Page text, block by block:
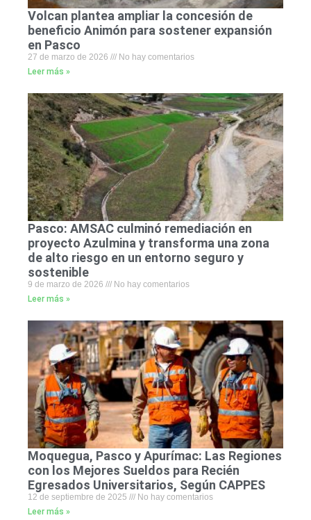
Volcan plantea ampliar la concesión de
beneficio Animón para sostener expansión
en Pasco
27 de marzo de 2026
No hay comentarios
Leer más »
Pasco: AMSAC culminó remediación en
proyecto Azulmina y transforma una zona
de alto riesgo en un entorno seguro y
sostenible
9 de marzo de 2026
No hay comentarios
Leer más »
Moquegua, Pasco y Apurímac: Las Regiones
con los Mejores Sueldos para Recién
Egresados Universitarios, Según CAPPES
12 de septiembre de 2025
No hay comentarios
Leer más »